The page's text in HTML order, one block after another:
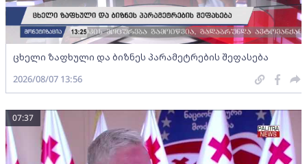
ცხელი ზაფხული და ბიზნეს პარამეტრების შეფასება
2026/08/07 13:56
07:37